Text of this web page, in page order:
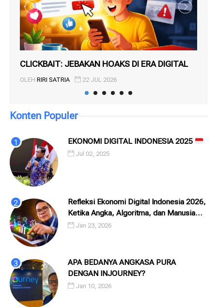
CLICKBAIT: JEBAKAN HOAKS DI ERA DIGITAL
OLEH RIRI SATRIA 22 JUL 2026
Konten Populer
EKONOMI DIGITAL INDONESIA 2025
Jul 02, 2025
Refleksi Ekonomi Digital Indonesia 2026,
Ketika Angka, Algoritma, dan Manusia
Saling Menatap
Jan 23, 2026
APA BEDANYA ANGKASA PURA
DENGAN INJOURNEY?
Jan 10, 2026